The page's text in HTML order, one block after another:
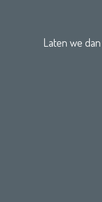
Laten we